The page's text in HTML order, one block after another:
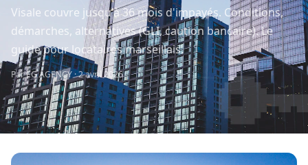
Visale couvre jusqu'à 36 mois d'impayés. Conditions,
démarches, alternatives (GLI, caution bancaire). Le
guide pour locataires marseillais.
Par EG AGENCY · 2 avril 2026